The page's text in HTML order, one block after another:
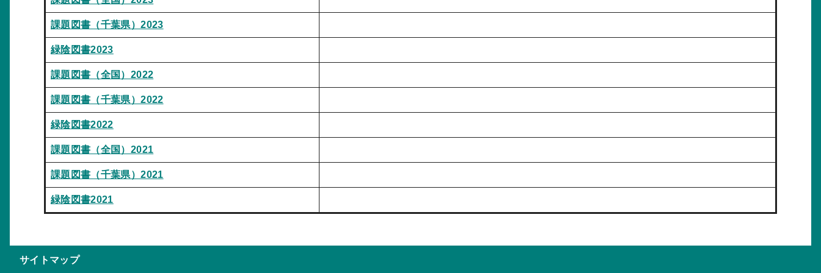
課題図書（千葉県）2023
緑陰図書2023
課題図書（全国）2022
課題図書（千葉県）2022
緑陰図書2022
課題図書（全国）2021
課題図書（千葉県）2021
緑陰図書2021
サイトマップ